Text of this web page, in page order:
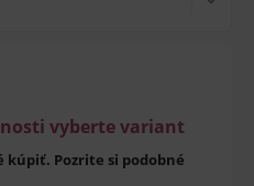
vyberte variant
kúpiť. Pozrite si podobné